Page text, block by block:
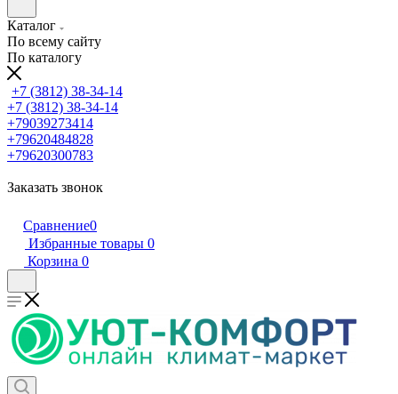
Каталог
По всему сайту
По каталогу
+7 (3812) 38-34-14
+7 (3812) 38-34-14
+79039273414
+79620484828
+79620300783
Заказать звонок
Сравнение0
Избранные товары 0
Корзина 0